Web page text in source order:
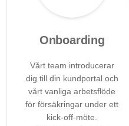
Onboarding
Vårt team introducerar
dig till din kundportal och
vårt vanliga arbetsflöde
för försäkringar under ett
kick-off-möte.